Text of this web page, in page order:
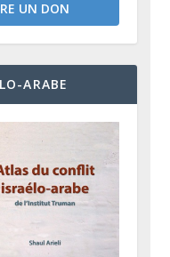
UN DON
ARABE